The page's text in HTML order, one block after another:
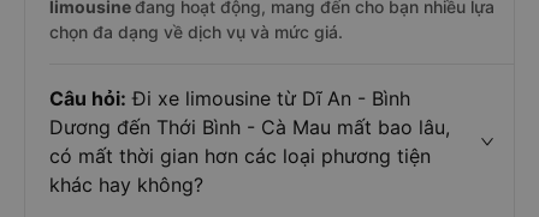
limousineđang hoạt động, mang đến cho bạn nhiều lựa
chọn đa dạng về dịch vụ và mức giá.
Câu hỏi: Đi xe limousine từ Dĩ An - Bình
Dương đến Thới Bình - Cà Mau mất bao lâu,
có mất thời gian hơn các loại phương tiện
khác hay không?